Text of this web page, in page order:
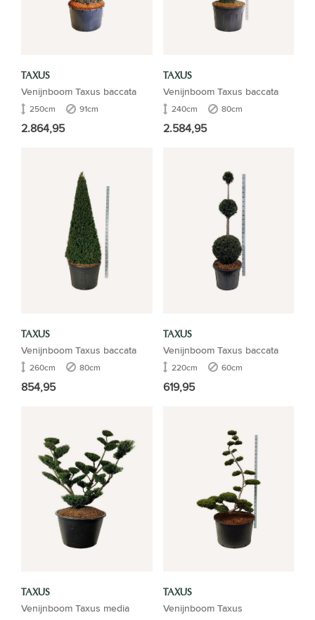
TAXUS
Venijnboom Taxus baccata
250cm 91cm
2.864,95
TAXUS
Venijnboom Taxus baccata
240cm 80cm
2.584,95
TAXUS
Venijnboom Taxus baccata
260cm 80cm
854,95
TAXUS
Venijnboom Taxus baccata
220cm 60cm
619,95
TAXUS
Venijnboom Taxus media
TAXUS
Venijnboom Taxus